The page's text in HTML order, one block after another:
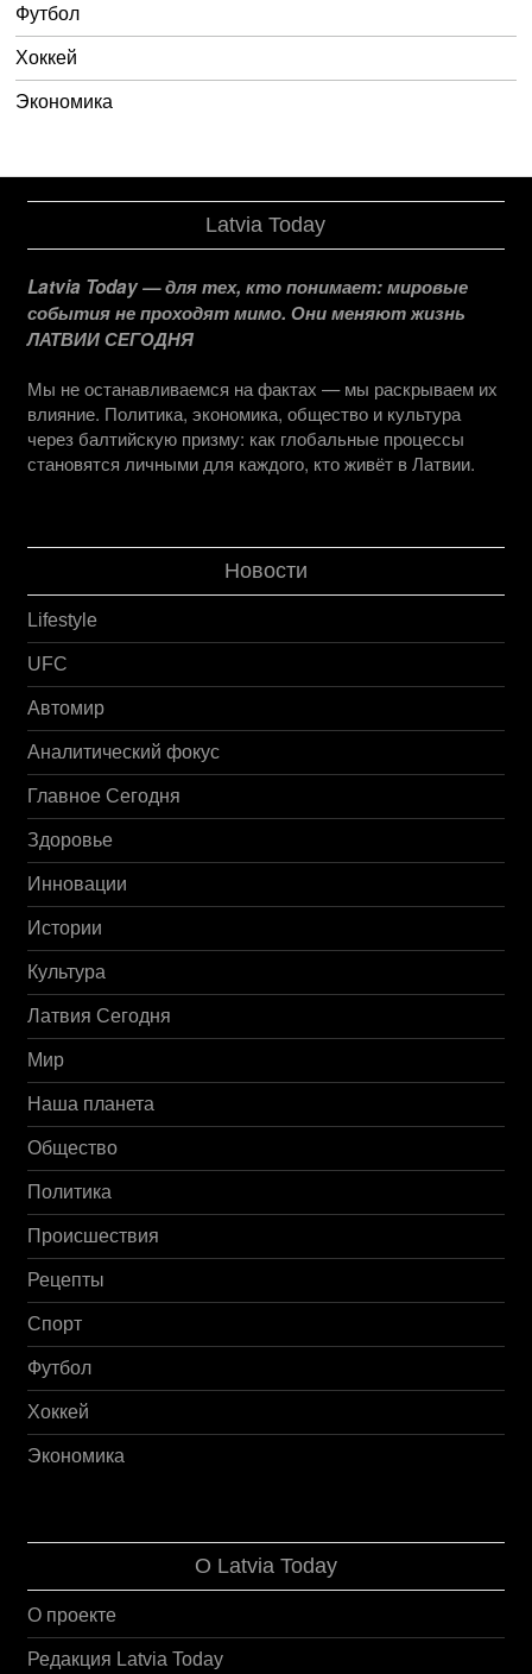
Футбол
Хоккей
Экономика
Latvia Today
Latvia Today — для тех, кто понимает: мировые
события не проходят мимо. Они меняют жизнь
ЛАТВИИ СЕГОДНЯ
Мы не останавливаемся на фактах — мы раскрываем их
влияние. Политика, экономика, общество и культура
через балтийскую призму: как глобальные процессы
становятся личными для каждого, кто живёт в Латвии.
Новости
Lifestyle
UFC
Автомир
Аналитический фокус
Главное Сегодня
Здоровье
Инновации
Истории
Культура
Латвия Сегодня
Мир
Наша планета
Общество
Политика
Происшествия
Рецепты
Спорт
Футбол
Хоккей
Экономика
О Latvia Today
О проекте
Редакция Latvia Today